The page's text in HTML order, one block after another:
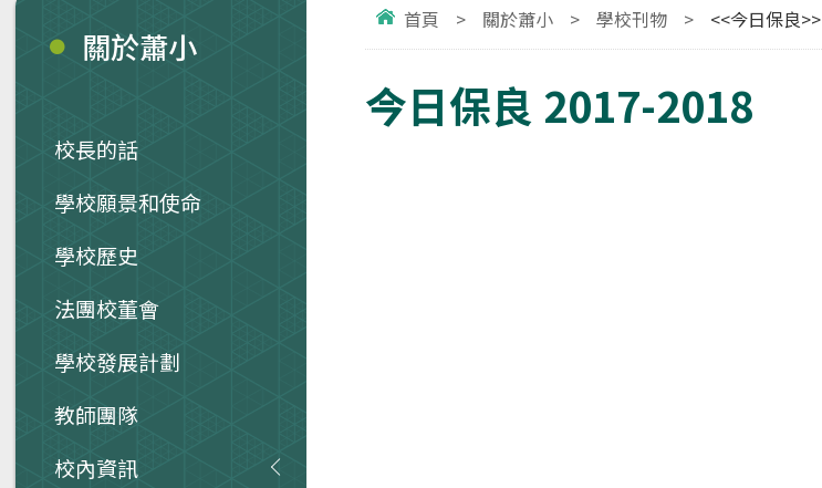
首頁 > 關於蕭小 > 學校刊物 > <<今日保良>>
今日保良 2017-2018
關於蕭小
校長的話
學校願景和使命
學校歷史
法團校董會
學校發展計劃
教師團隊
校內資訊